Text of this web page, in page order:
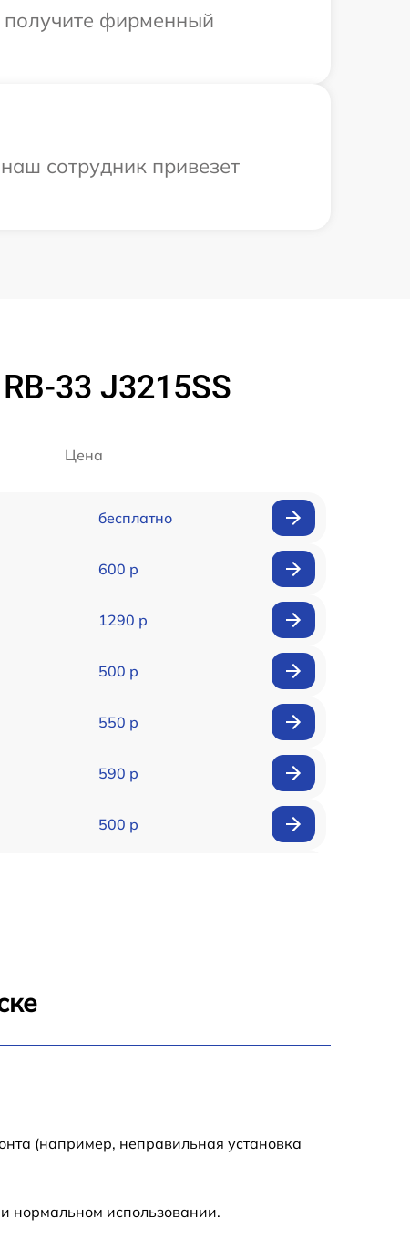
фирменный
сотрудник привезет
33 J3215SS
Цена
бесплатно
600 р
1290 р
500 р
550 р
590 р
500 р
(например, неправильная установка
нормальном использовании.